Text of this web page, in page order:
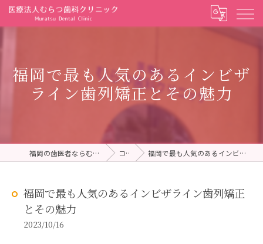
福岡で最も人気のあるインビザ
ライン歯列矯正とその魅力
福岡の歯医者ならむらつ歯科クリニック コラム 福岡で最も人気のあるインビザライン歯列矯正とその魅力
福岡で最も人気のあるインビザライン歯列矯正
とその魅力
2023/10/16